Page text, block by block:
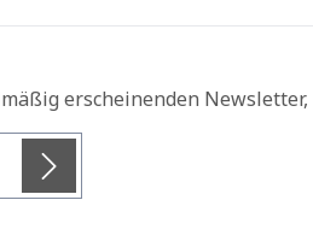
erscheinenden